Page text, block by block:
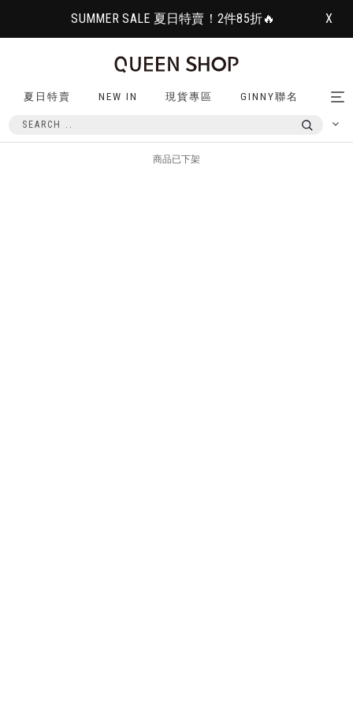
SUMMER SALE 夏日特賣！2件85折🔥 X
夏日特賣 NEW IN 現貨專區 GINNY聯名
商品已下架